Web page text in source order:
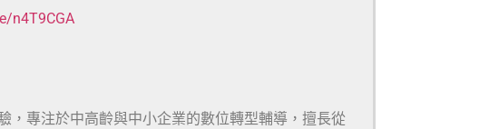
n4T9CGA
，專注於中高齡與中小企業的數位轉型輔導，擅長從